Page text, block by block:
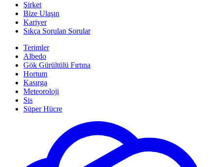
Şirket
Bize Ulaşın
Kariyer
Sıkça Sorulan Sorular
Terimler
Albedo
Gök Gürültülü Fırtına
Hortum
Kasırga
Meteoroloji
Sis
Süper Hücre